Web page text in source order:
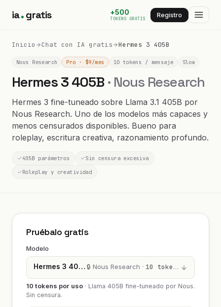
ia gratis +500
TOKENS GRATIS Registro
Inicio Chat con IA gratis Hermes 3 405B
Nous Research Pro · $9/mes 10 tokens / mensaje Slow
Hermes 3 405B· Nous Research
Hermes 3 fine-tuneado sobre Llama 3.1 405B por
Nous Research. Uno de los modelos más capaces y
menos censurados disponibles. Bueno para
roleplay, escritura creativa, razonamiento profundo.
405B parámetros
Sin censura excesiva
Roleplay y creatividad
Pruébalo gratis
Modelo
Hermes 3 405B🔒 Nous Research · 10 tokens
10 tokens por uso · Llama 405B fine-tuneado por Nous.
Sin censura.